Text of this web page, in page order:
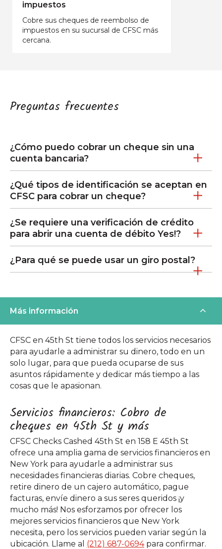
impuestos
Cobre sus cheques de reembolso de
impuestos en su sucursal de CFSC más
cercana.
Preguntas frecuentes
¿Cómo puedo cobrar un cheque sin una
cuenta bancaria?
¿Qué tipos de identificación se aceptan en
CFSC para cobrar un cheque?
¿Se requiere una verificación de crédito
para abrir una cuenta de débito Yes!?
¿Para qué se puede usar un giro postal?
Más información
CFSC en 45th St tiene todos los servicios necesarios
para ayudarle a administrar su dinero, todo en un
solo lugar, para que pueda ocuparse de sus
asuntos rápidamente y dedicar más tiempo a las
cosas que le apasionan.
Servicios financieros: Cobro de
cheques en 45th St y más
CFSC Checks Cashed 45th St en 158 E 45th St
ofrece una amplia gama de servicios financieros en
New York para ayudarle a administrar sus
necesidades financieras diarias. Cobre cheques,
retire dinero de un cajero automático, pague
facturas, envíe dinero a sus seres queridos ¡y
mucho más! Nos esforzamos por ofrecer los
mejores servicios financieros que New York
necesita, pero los servicios pueden variar según la
ubicación. Llame al (212) 687-0694para confirmar.